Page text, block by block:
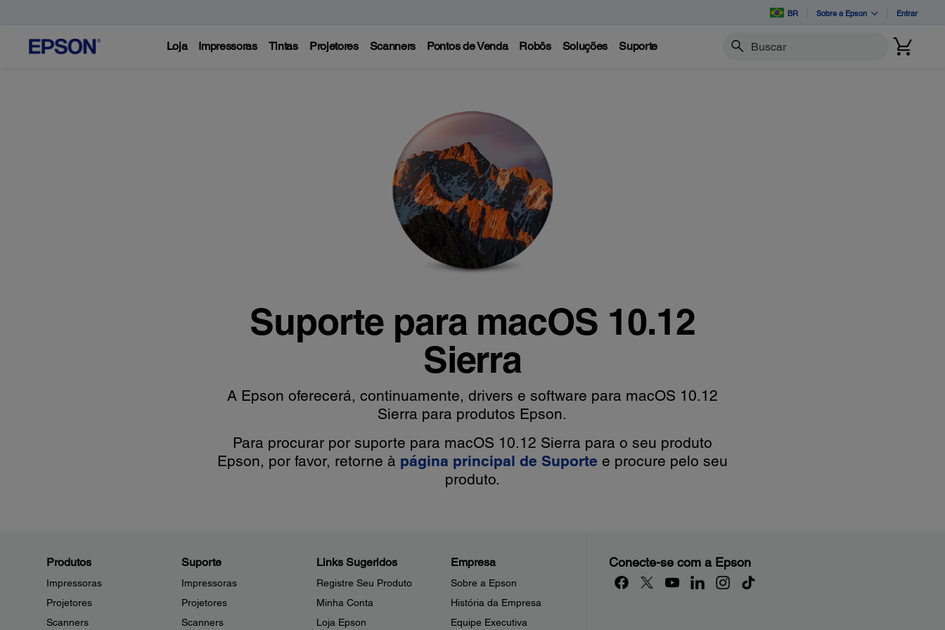
BR Sobre a Epson Entrar
Loja Impressoras Tintas Projetores Scanners Pontos de Venda Robôs Soluções Suporte Buscar
Suporte para macOS 10.12
Sierra
A Epson oferecerá, continuamente, drivers e software para macOS 10.12
Sierra para produtos Epson.
Para procurar por suporte para macOS 10.12 Sierra para o seu produto
Epson, por favor, retorne à página principal de Suporte e procure pelo seu
produto.
Produtos
Impressoras
Projetores
Scanners
Suporte
Impressoras
Projetores
Scanners
Links Sugeridos
Registre Seu Produto
Minha Conta
Loja Epson
Empresa
Sobre a Epson
História da Empresa
Equipe Executiva
Conecte-se com a Epson